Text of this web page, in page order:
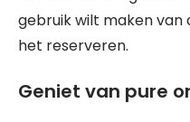
gebruik wilt maken
het reserveren.
Geniet van pure